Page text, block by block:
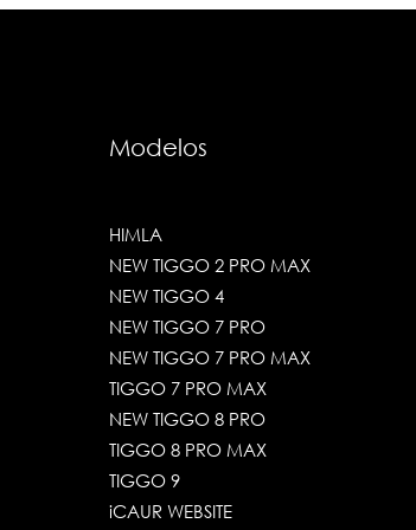
Modelos
HIMLA
NEW TIGGO 2 PRO MAX
NEW TIGGO 4
NEW TIGGO 7 PRO
NEW TIGGO 7 PRO MAX
TIGGO 7 PRO MAX
NEW TIGGO 8 PRO
TIGGO 8 PRO MAX
TIGGO 9
iCAUR WEBSITE